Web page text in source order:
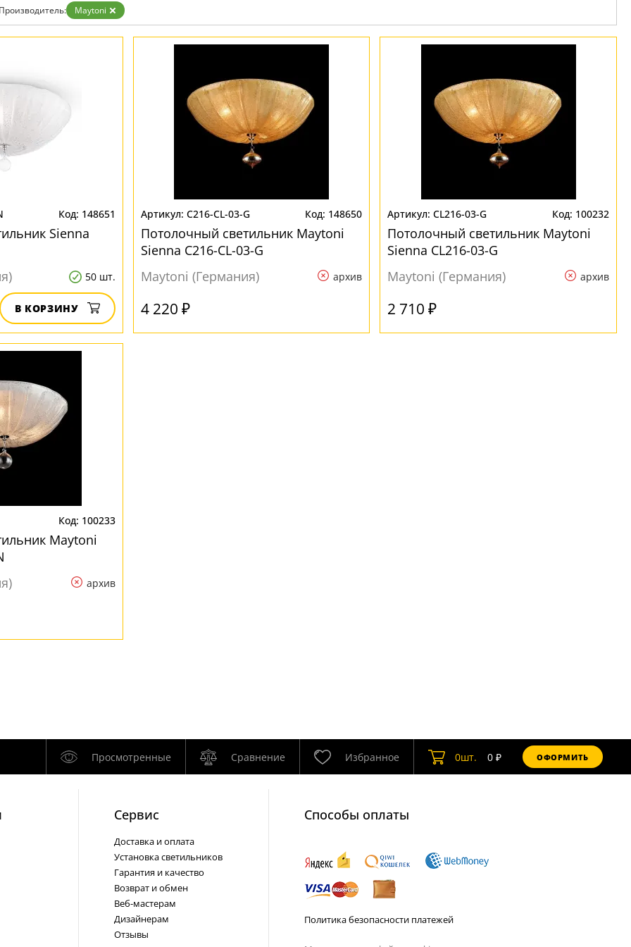
Золото
Прозрачные
Хром
Производитель: Maytoni
148651
Sienna
50 шт.
В КОРЗИНУ
C216-CL-03-G 148650
Потолочный светильник Maytoni
Sienna C216-CL-03-G
Maytoni (Германия)
архив
4 220 ₽
CL216-03-G 100232
Потолочный светильник Maytoni
Sienna CL216-03-G
Maytoni (Германия)
архив
2 710 ₽
100233
Maytoni
архив
Просмотренные Сравнение Избранное 0шт. 0₽ ОФОРМИТЬ
Cервис
Доставка и оплата
Установка светильников
Гарантия и качество
Возврат и обмен
Веб-мастерам
Дизайнерам
Отзывы
Способы оплаты
Политика безопасности платежей